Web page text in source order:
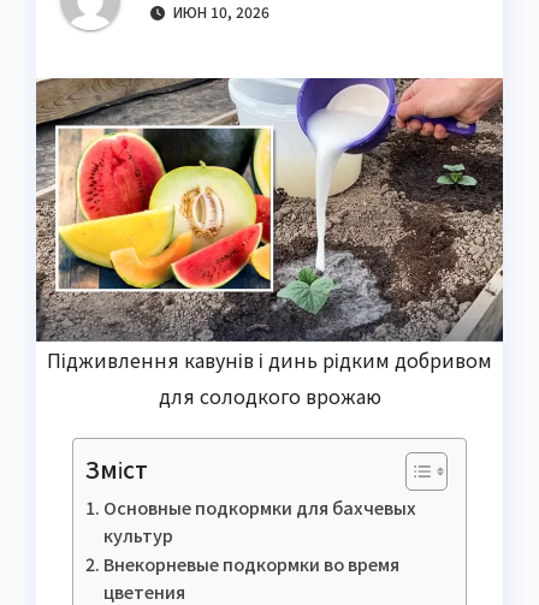
ИЮН 10, 2026
Підживлення кавунів і динь рідким добривом
для солодкого врожаю
Зміст
Основные подкормки для бахчевых
культур
Внекорневые подкормки во время
цветения